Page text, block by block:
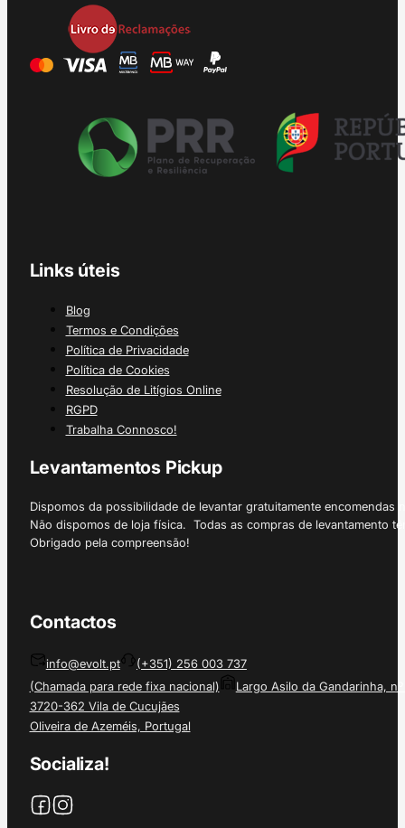
Links úteis
Blog
Termos e Condições
Política de Privacidade
Política de Cookies
Resolução de Litígios Online
RGPD
Trabalha Connosco!
Levantamentos Pickup
Dispomos da possibilidade de levantar gratuitamente
Não dispomos de loja física. Todas as compras de levantamento
Obrigado pela compreensão!
Contactos
info@evolt.pt
(+351) 256 003 737
(Chamada para rede fixa nacional)
Largo Asilo da Gandarinha, nº
3720-362 Vila de Cucujães
Oliveira de Azeméis, Portugal
Socializa!